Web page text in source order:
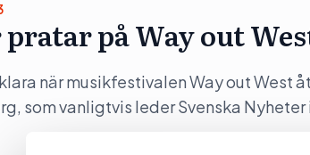
på Way out
när musikfestivalen Way out West
som vanligtvis leder Svenska Nyheter